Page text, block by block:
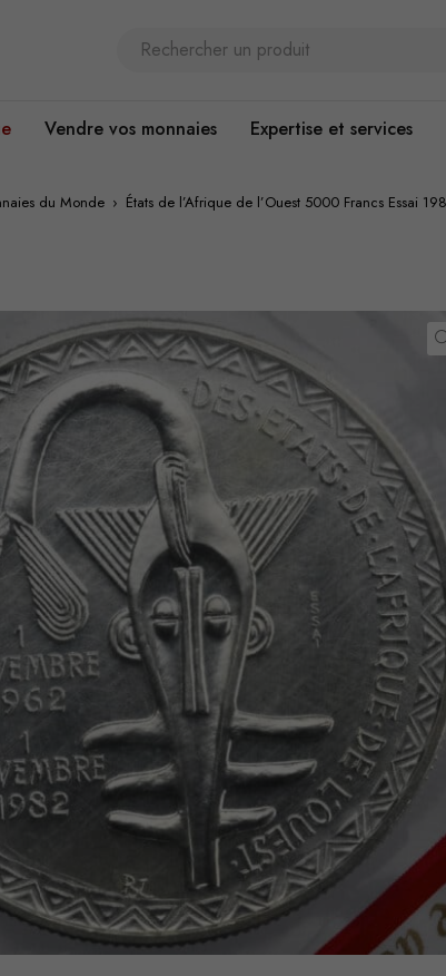
Vendre vos monnaies Expertise et services
du Monde › États de l’Afrique de l’Ouest 5000 Francs Essai